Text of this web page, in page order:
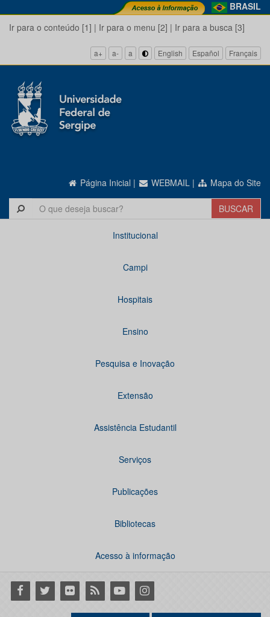
BRASIL
Ir para o conteúdo [1] | Ir para o menu [2] | Ir para a busca [3]
a+ a- a English Español Français
Página Inicial | WEBMAIL | Mapa do Site
Institucional
Campi
Hospitais
Ensino
Pesquisa e Inovação
Extensão
Assistência Estudantil
Serviços
Publicações
Bibliotecas
Acesso à informação
Facebook
Twitter Flickr RSS YoutubeInstagram